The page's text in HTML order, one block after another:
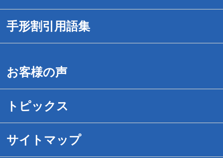
送金対応時間を拡大
手続きは簡単です
1.危ない手形の見分け方
3.危ない手形割引業者の見分け方
4.危ない取引先の見分け方
手形割引用語集
手形割引用語集（か－こ）
手形割引用語集（さ－そ）
形割引用語集（た－と）
お客様の声
トピックス
サイトマップ